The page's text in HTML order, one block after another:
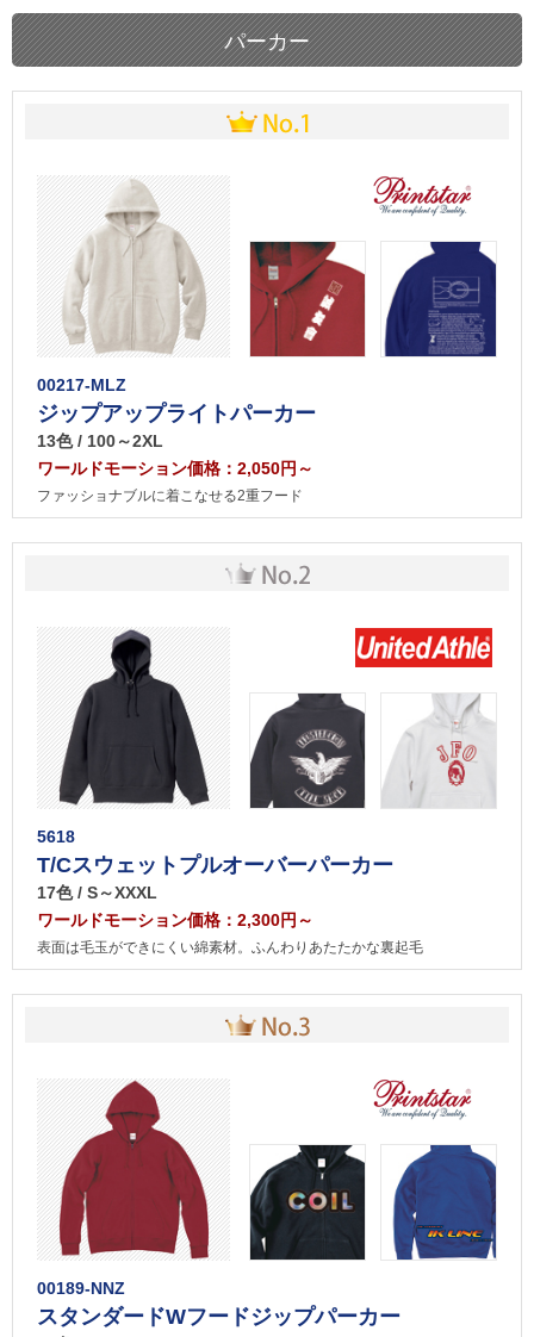
パーカー
00217-MLZ
ジップアップライトパーカー
13色 / 100～2XL
ワールドモーション価格：2,050円～
ファッショナブルに着こなせる2重フード
5618
T/Cスウェットプルオーバーパーカー
17色 / S～XXXL
ワールドモーション価格：2,300円～
表面は毛玉ができにくい綿素材。ふんわりあたたかな裏起毛
00189-NNZ
スタンダードWフードジップパーカー